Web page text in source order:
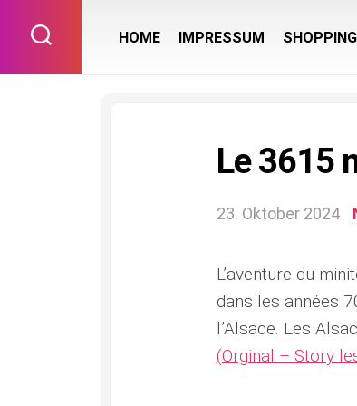
content
HOME IMPRESSUM
Le 3615
23. Oktober 2024
L’aventure du
dans les années
l’Alsace. Les
(Orginal – Story